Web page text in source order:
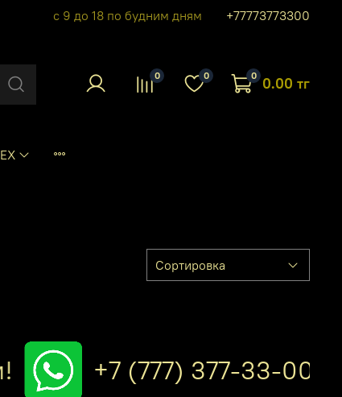
с 9 до 18 по будним дням +77773773300
0 0 0 0.00 тг
+7 (777) 377-33-00